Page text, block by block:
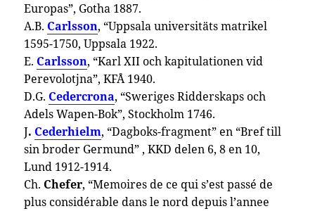
Europas”, Gotha 1887.
A.B. Carlsson, “Uppsala universitäts matrikel
1595-1750, Uppsala 1922.
E. Carlsson, “Karl XII och kapitulationen vid
Perevo­lotjna”, KFÅ 1940.
D.G. Cedercrona, “Sweriges Ridderskaps och
Adels Wapen-Bok”, Stockholm 1746.
J. Cederhielm, “Dagboks-fragment” en “Bref till
sin broder Germund” , KKD delen 6, 8 en 10,
Lund 1912-1914.
Ch. Chefer, “Memoires de ce qui s’est passé de
plus considérable dans le nord depuis l’annee